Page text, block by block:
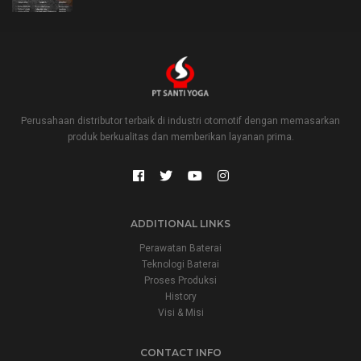
Perusahaan distributor terbaik di industri otomotif dengan memasarkan
produk berkualitas dan memberikan layanan prima.
ADDITIONAL LINKS
Perawatan Baterai
Teknologi Baterai
Proses Produksi
History
Visi & Misi
CONTACT INFO